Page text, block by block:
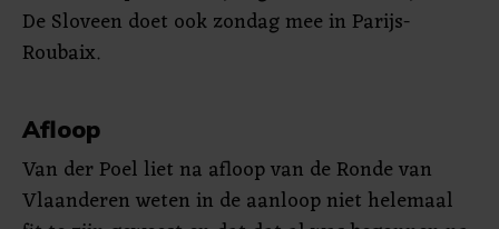
De Sloveen doet ook zondag mee in Parijs-
Roubaix.
Afloop
Van der Poel liet na afloop van de Ronde van
Vlaanderen weten in de aanloop niet helemaal